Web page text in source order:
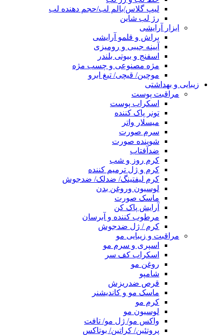
لیپ گلاس/بالم لب/حجم دهنده لب
رژ لب شاین
ابزار آرایشی
براش و قلمو آرایشی
آیینه جیبی و رومیزی
اسفنج و بیوتی بلندر
مژه مصنوعی و چسب مژه
موچین/ قیچی/ تیغ ابرو
زیبایی و بهداشتی
مراقبت پوست
اسکراب پوست
تونر پاک کننده
میسلار واتر
سرم صورت
شوینده صورت
ضدآفتاب
کرم روز و شب
کرم و ژل ترمیم کننده
کرم لیفتینگ/ ضدلک/ ضدجوش
لوسیون وروغن بدن
ماسک صورت
آرایش پاک کن
مرطوب کننده و آبرسان
کرم / ژل ضدجوش
مراقبت و زیبایی مو
اسپری و سرم مو
اسکراب کف سر
روغن مو
شامپو
قرص ضدریزش
ماسک مو و کاندیشنر
کرم مو
لوسیون مو
واکس مو/ ژل مو/ تافت
پروتئین/ کراتین/ بوتاکس